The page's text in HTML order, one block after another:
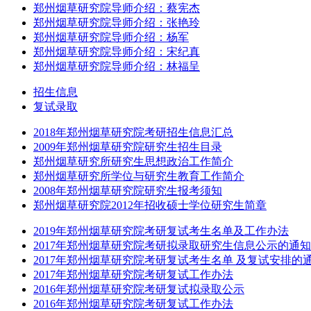
郑州烟草研究院导师介绍：蔡宪杰
郑州烟草研究院导师介绍：张艳玲
郑州烟草研究院导师介绍：杨军
郑州烟草研究院导师介绍：宋纪真
郑州烟草研究院导师介绍：林福呈
招生信息
复试录取
2018年郑州烟草研究院考研招生信息汇总
2009年郑州烟草研究院研究生招生目录
郑州烟草研究所研究生思想政治工作简介
郑州烟草研究所学位与研究生教育工作简介
2008年郑州烟草研究院研究生报考须知
郑州烟草研究院2012年招收硕士学位研究生简章
2019年郑州烟草研究院考研复试考生名单及工作办法
2017年郑州烟草研究院考研拟录取研究生信息公示的通知
2017年郑州烟草研究院考研复试考生名单 及复试安排的
2017年郑州烟草研究院考研复试工作办法
2016年郑州烟草研究院考研复试拟录取公示
2016年郑州烟草研究院考研复试工作办法